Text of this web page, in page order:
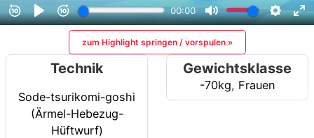
zum Highlight springen / vorspulen »
Technik
Sode-tsurikomi-goshi
(Ärmel-Hebezug-
Hüftwurf)
Gewichtsklasse
-70kg, Frauen